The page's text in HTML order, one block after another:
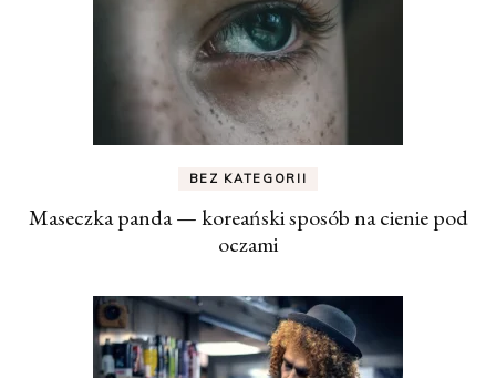
BEZ KATEGORII
Maseczka panda — koreański sposób na cienie pod
oczami